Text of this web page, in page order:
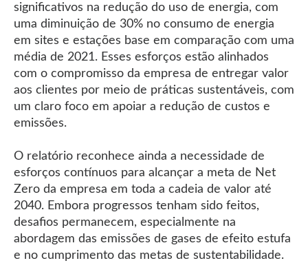
significativos na redução do uso de energia, com
uma diminuição de 30% no consumo de energia
em sites e estações base em comparação com uma
média de 2021. Esses esforços estão alinhados
com o compromisso da empresa de entregar valor
aos clientes por meio de práticas sustentáveis, com
um claro foco em apoiar a redução de custos e
emissões.
O relatório reconhece ainda a necessidade de
esforços contínuos para alcançar a meta de Net
Zero da empresa em toda a cadeia de valor até
2040. Embora progressos tenham sido feitos,
desafios permanecem, especialmente na
abordagem das emissões de gases de efeito estufa
e no cumprimento das metas de sustentabilidade.